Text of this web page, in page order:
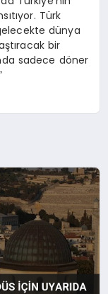
Türk
dünya
bir
sadece döner